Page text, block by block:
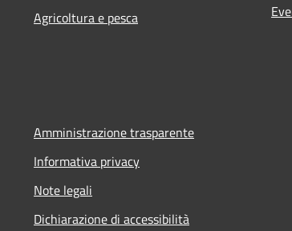
Agricoltura e pesca
Amministrazione trasparente
Informativa privacy
Note legali
Dichiarazione di accessibilità